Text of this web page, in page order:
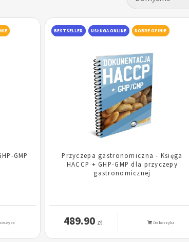
GMP
BESTSELLER USŁUGA ONLINE DOBRE OPINIE
Przyczepa gastronomiczna - Księga
HACCP + GHP-GMP dla przyczepy
gastronomicznej
489.90 zł Do koszyka